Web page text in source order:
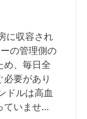
に収容され
の管理側の
め、毎日全
要があり
ドルは高血
ていませ